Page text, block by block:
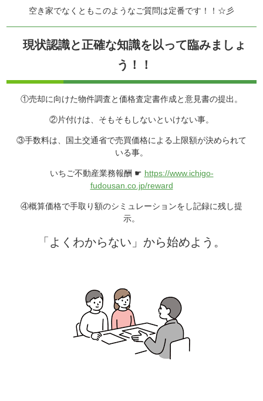
空き家でなくともこのようなご質問は定番です！！☆彡
現状認識と正確な知識を以って臨みましょ
う！！
①売却に向けた物件調査と価格査定書作成と意見書の提出。
②片付けは、そもそもしないといけない事。
③手数料は、国土交通省で売買価格による上限額が決められて
いる事。
いちご不動産業務報酬 ☛ https://www.ichigo-
fudousan.co.jp/reward
④概算価格で手取り額のシミュレーションをし記録に残し提
示。
「よくわからない」から始めよう。